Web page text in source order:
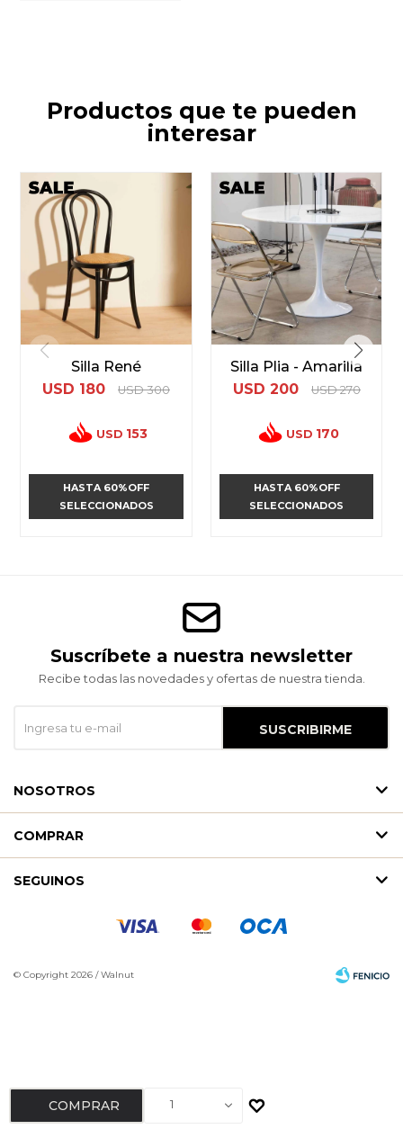
1
COMPRAR
Productos que te pueden
interesar
Silla René
USD 180 USD 300
USD 153
HASTA 60%OFF
SELECCIONADOS
Silla Plia - Amarilla
USD 200 USD 270
USD 170
HASTA 60%OFF
SELECCIONADOS
Suscríbete a nuestra newsletter
Recibe todas las novedades y ofertas de nuestra tienda.
SUSCRIBIRME
NOSOTROS
COMPRAR
SEGUINOS
© Copyright 2026 / Walnut